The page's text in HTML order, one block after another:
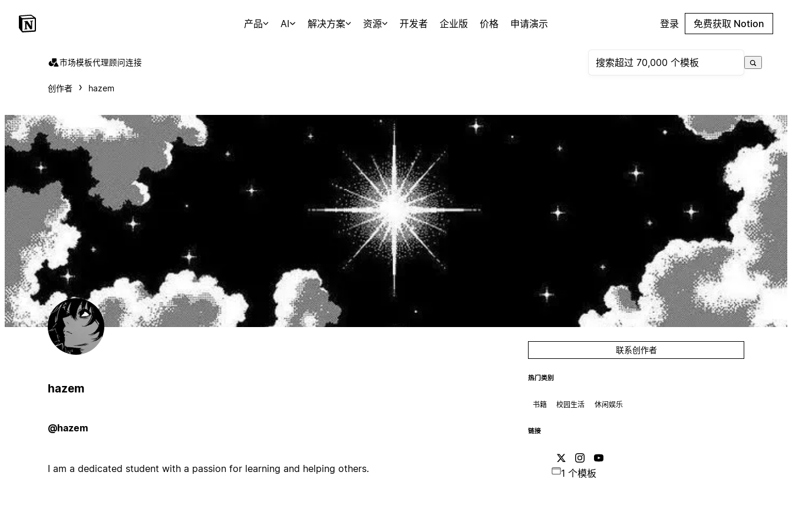
产品 AI 解决方案 资源 开发者 企业版 价格 申请演示 登录 免费获取 Notion
市场模板代理顾问连接
创作者 hazem
hazem
@hazem
I am a dedicated student with a passion for learning and helping others.
联系创作者
热门类别
书籍 校园生活 休闲娱乐
链接
1 个模板